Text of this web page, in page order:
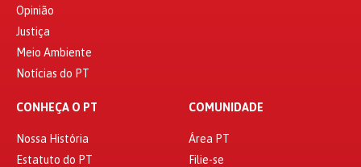
Opinião
Justiça
Meio Ambiente
Notícias do PT
CONHEÇA O PT
Nossa História
Estatuto do PT
COMUNIDADE
Área PT
Filie-se